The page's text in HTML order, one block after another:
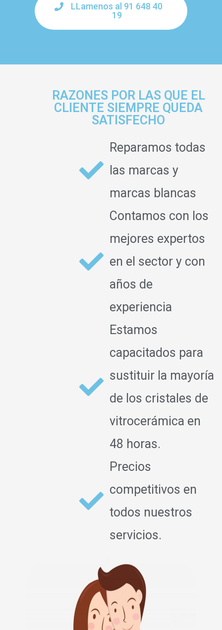
LLamenos al 91 648 40
19
RAZONES POR LAS QUE EL
CLIENTE SIEMPRE QUEDA
SATISFECHO
Reparamos todas
las marcas y
marcas blancas
Contamos con los
mejores expertos
en el sector y con
años de
experiencia
Estamos
capacitados para
sustituir la mayoría
de los cristales de
vitrocerámica en
48 horas.
Precios
competitivos en
todos nuestros
servicios.